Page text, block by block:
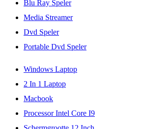
Blu Ray Speler
Media Streamer
Dvd Speler
Portable Dvd Speler
Windows Laptop
2 In 1 Laptop
Macbook
Processor Intel Core I9